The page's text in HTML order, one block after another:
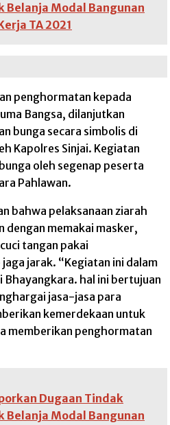
Belanja Modal Bangunan
TA 2021
penghormatan kepada
Bangsa, dilanjutkan
bunga secara simbolis di
Kapolres Sinjai. Kegiatan
oleh segenap peserta
Pahlawan.
bahwa pelaksanaan ziarah
memakai masker,
tangan pakai
jarak. “Kegiatan ini dalam
hal ini bertujuan
jasa-jasa para
kemerdekaan untuk
memberikan penghormatan
Dugaan Tindak
Belanja Modal Bangunan